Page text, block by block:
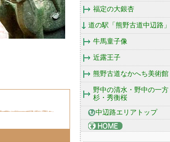
福定の大銀杏
道の駅「熊野古道中辺路」
牛馬童子像
近露王子
熊野古道なかへち美術館
野中の清水・野中の一方
杉・秀衡桜
中辺路エリアトップ